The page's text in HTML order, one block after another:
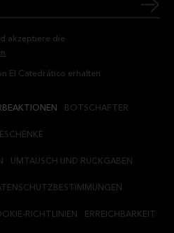
akzeptiere die
El Catedrático erhalten
BOTSCHAFTER
UMTAUSCH UND RÜCKGABEN
RICHTLINIEN ERREICHBARKEIT